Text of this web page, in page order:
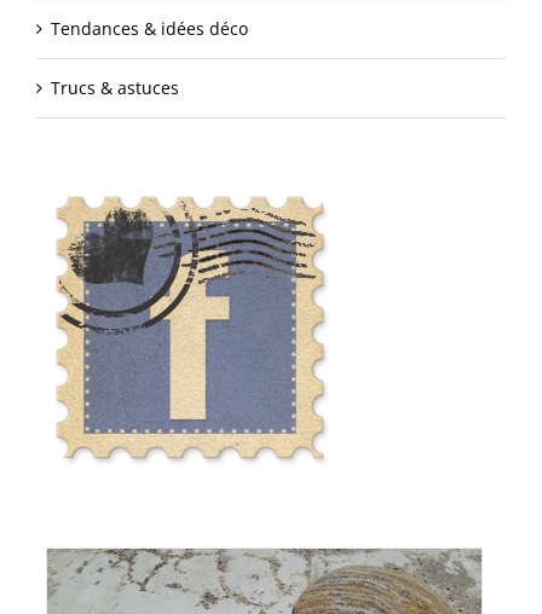
Tendances & idées déco
Trucs & astuces